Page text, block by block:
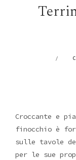
/
Croccante e
finocchio è
sulle tavole
per le sue